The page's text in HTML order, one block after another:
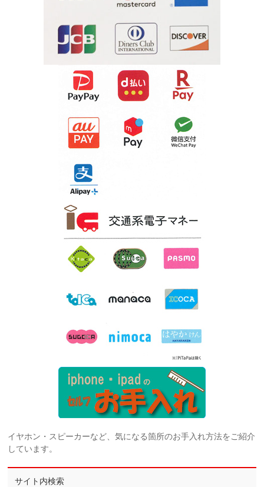
イヤホン・スピーカーなど、気になる箇所のお手入れ方法をご紹介
しています。
サイト内検索